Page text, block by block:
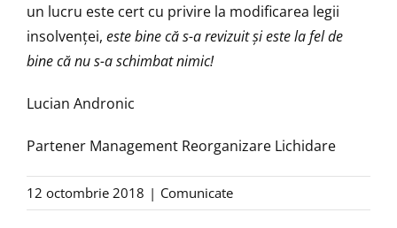
un lucru este cert cu privire la modificarea legii
insolvenței, este bine că s-a revizuitși este la fel de
bine că nu s-a schimbat nimic!
Lucian Andronic
Partener Management Reorganizare Lichidare
12 octombrie 2018 | Comunicate